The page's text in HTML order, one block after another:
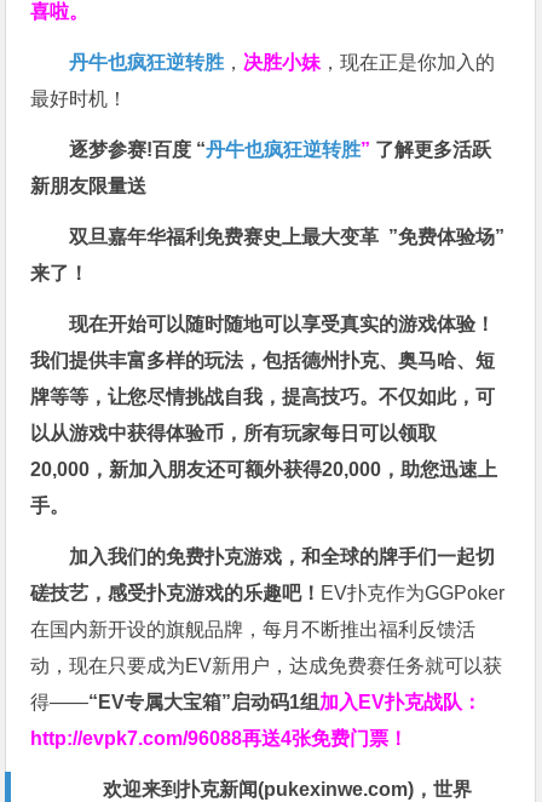
喜啦。
丹牛也疯狂逆转胜 ， 决胜小妹 ，现在正是你加入的
最好时机！
逐梦参赛!百度 “丹牛也疯狂逆转胜” 了解更多活跃
新朋友限量送
双旦嘉年华福利免费赛史上最大变革 ”免费体验场”
来了！
现在开始可以随时随地可以享受真实的游戏体验！
我们提供丰富多样的玩法，包括德州扑克、奥马哈、短
牌等等，让您尽情挑战自我，提高技巧。不仅如此，可
以从游戏中获得体验币，所有玩家每日可以领取
20,000，新加入朋友还可额外获得20,000，助您迅速上
手。
加入我们的免费扑克游戏，和全球的牌手们一起切
磋技艺，感受扑克游戏的乐趣吧！ EV扑克作为GGPoker
在国内新开设的旗舰品牌，每月不断推出福利反馈活
动，现在只要成为EV新用户，达成免费赛任务就可以获
得——“EV专属大宝箱”启动码1组 加入EV扑克战队：
http://evpk7.com/96088再送4张免费门票！
欢迎来到扑克新闻(pukexinwe.com)，世界